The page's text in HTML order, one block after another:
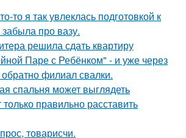
то я так увлеклась подготовкой к
про вазу.
решила сдать квартиру
Паре с Ребёнком" - и уже через
филиал свалки.
спальня может выглядеть
правильно расставить
товарисчи.